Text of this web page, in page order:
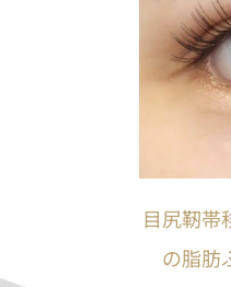
目尻靭帯
の脂肪